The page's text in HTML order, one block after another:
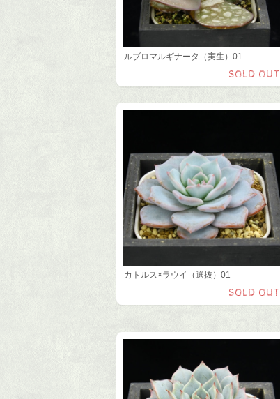
ルブロマルギナータ（実生）01
SOLD OUT
カトルス×ラウイ（選抜）01
SOLD OUT